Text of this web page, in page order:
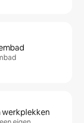
werkplekken